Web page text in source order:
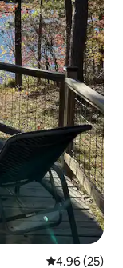
Calificación
4.96 (25)